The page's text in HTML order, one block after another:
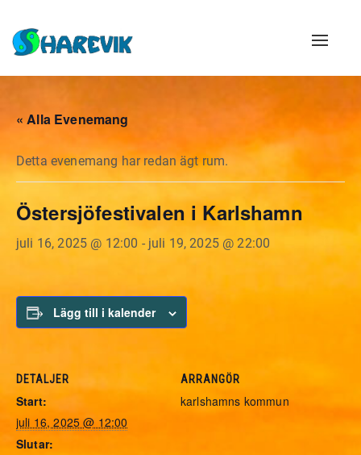
« Alla Evenemang
Detta evenemang har redan ägt rum.
Östersjöfestivalen i Karlshamn
juli 16, 2025 @ 12:00 - juli 19, 2025 @ 22:00
Lägg till i kalender
DETALJER
Start:
juli 16, 2025 @ 12:00
Slutar:
ARRANGÖR
karlshamns kommun